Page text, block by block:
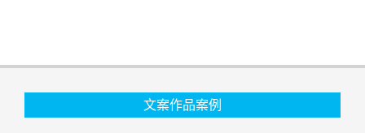
文案作品案例